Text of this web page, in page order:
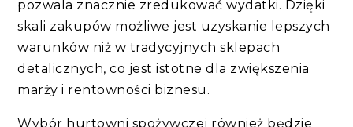
pozwala znacznie zredukować wydatki. Dzięki
skali zakupów możliwe jest uzyskanie lepszych
warunków niż w tradycyjnych sklepach
detalicznych, co jest istotne dla zwiększenia
marży i rentowności biznesu.
Wybór hurtowni spożywczej również będzie